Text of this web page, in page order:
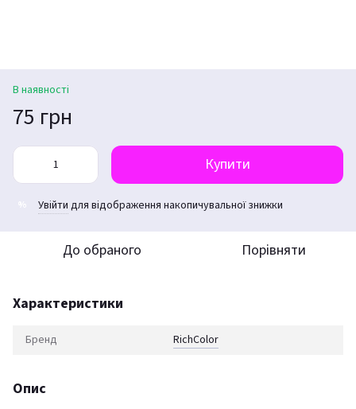
В наявності
75 грн
Купити
Увійти для відображення накопичувальної знижки
До обраного Порівняти
Характеристики
Бренд RichСolor
Опис